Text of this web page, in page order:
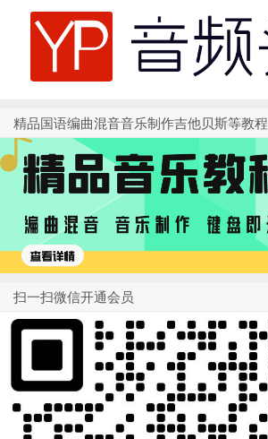
精品国语编曲混音音乐制作吉他贝斯等教程
扫一扫微信开通会员